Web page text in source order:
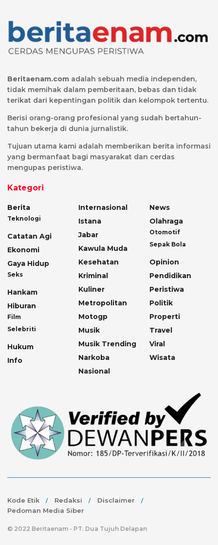
Beritaenam.com adalah sebuah media independen,
tidak memihak dalam pemberitaan, bebas dan tidak
terikat dari kepentingan politik dan kelompok tertentu.
Berisi orang-orang profesional yang sudah bertahun-
tahun bekerja di dunia jurnalistik.
Tujuan utama kami adalah memberikan berita informasi
yang bermanfaat bagi masyarakat dan cerdas
mengupas peristiwa.
Kategori
Berita
Teknologi
Catatan Agi
Ekonomi
Gaya Hidup
Seks
Hankam
Hiburan
Film
Selebriti
Hukum
Info
Internasional
Istana
Jabar
Kawula Muda
Kesehatan
Kriminal
Kuliner
Metropolitan
Motogp
Musik
Musik Trending
Narkoba
Nasional
News
Olahraga
Otomotif
Sepak Bola
Opinion
Pendidikan
Peristiwa
Politik
Properti
Travel
Viral
Wisata
Kode Etik Redaksi
Disclaimer
Pedoman Media Siber
© 2022 Beritaenam - PT. Dua Tujuh Delapan